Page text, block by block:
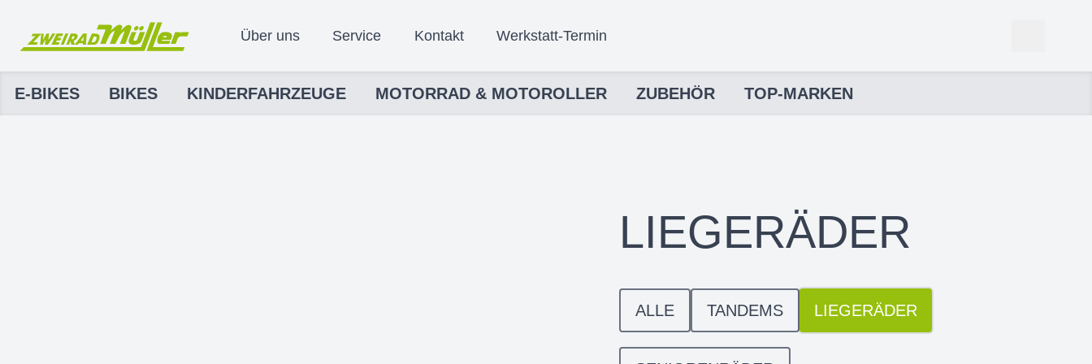
Über uns Service Kontakt Werkstatt-Termin
E-BIKES BIKES KINDERFAHRZEUGE MOTORRAD & MOTOROLLER ZUBEHÖR TOP-MARKEN
LIEGERÄDER
ALLE TANDEMS LIEGERÄDER